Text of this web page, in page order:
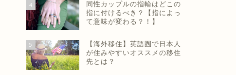
4
同性カップルの指輪はどこの
指に付けるべき？【指によっ
て意味が変わる？！】
5
【海外移住】英語圏で日本人
が住みやすいオススメの移住
先とは？